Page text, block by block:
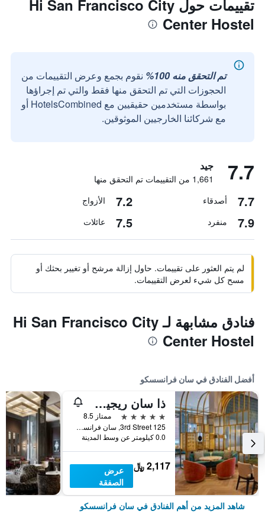
تقييمات حول Hi San Francisco City
Center Hostel
تم التحقق منه 100%
نقوم بجمع وعرض التقييمات من
الحجوزات التي تم التحقق منها فقط والتي تم إجراؤها
بواسطة مستخدمين حقيقيين مع HotelsCombined أو
مع شركائنا الخارجيين الموثوقين.
7.7 جيد
1,661 من التقييمات تم التحقق منها
7.7 أصدقاء 7.2 الأزواج
7.9 منفرد 7.5 عائلات
لم يتم العثور على تقييمات. حاول إزالة مرشح أو تغيير بحثك أو
مسح كل شيء لعرض التقييمات.
فنادق مشابهة لـ Hi San Francisco City
Center Hostel
أفضل الفنادق في سان فرانسسكو
ذا سان ريجيس سان فرانسيسكو
5 نجوم
ممتاز 8.5
125 3rd Street, سان فرانسسكو, CA, الولايات المتحدة الأميريكية
0.0 كيلومتر عن وسط المدينة
2,117 ﷼
عرض
الصفقة
شاهد المزيد من أهم الفنادق في سان فرانسسكو